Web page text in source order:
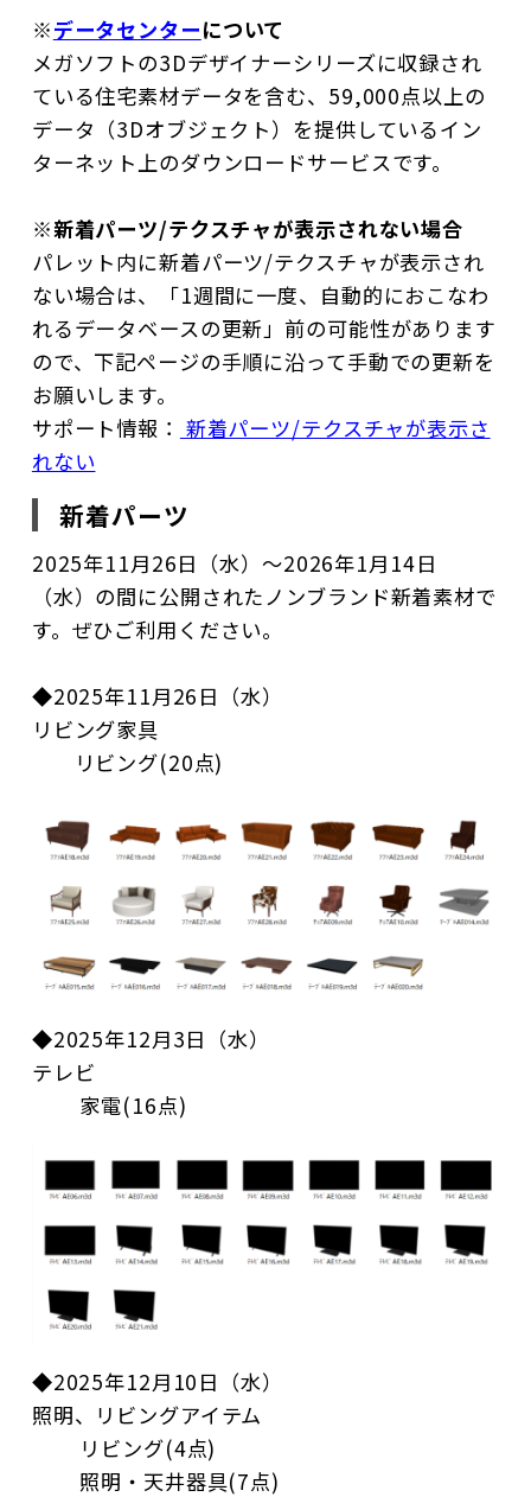
※データセンターについて
メガソフトの3Dデザイナーシリーズに収録され
ている住宅素材データを含む、59,000点以上の
データ（3Dオブジェクト）を提供しているイン
ターネット上のダウンロードサービスです。
※新着パーツ/テクスチャが表示されない場合
パレット内に新着パーツ/テクスチャが表示され
ない場合は、「1週間に一度、自動的におこなわ
れるデータベースの更新」前の可能性があります
ので、下記ページの手順に沿って手動での更新を
お願いします。
サポート情報： 新着パーツ/テクスチャが表示さ
れない
新着パーツ
2025年11月26日（水）～2026年1月14日
（水）の間に公開されたノンブランド新着素材で
す。ぜひご利用ください。
◆2025年11月26日（水）
リビング家具
リビング(20点)
◆2025年12月3日（水）
テレビ
家電(16点)
◆2025年12月10日（水）
照明、リビングアイテム
リビング(4点)
照明・天井器具(7点)